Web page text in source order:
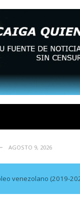
AGOSTO 9, 2026
AGOSTO 9, 2026
AGOSTO 9, 2026
AGOSTO 9, 2026
AGOSTO 9, 2026
venezolano (2019-